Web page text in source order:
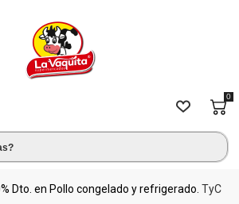
0
Dto. en Pollo congelado y refrigerado. TyC